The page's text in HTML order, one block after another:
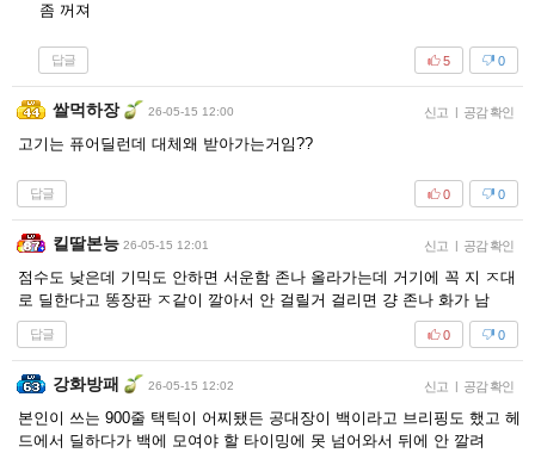
좀 꺼져
답글 0
5
쌀먹하장 26-05-15 12:00 신고 | 공감 확인
고기는 퓨어딜런데 대체왜 받아가는거임??
답글 0
0
킬딸본능 26-05-15 12:01 신고 | 공감 확인
점수도 낮은데 기믹도 안하면 서운함 존나 올라가는데 거기에 꼭 지 ㅈ대
로 딜한다고 똥장판 ㅈ같이 깔아서 안 걸릴거 걸리면 걍 존나 화가 남
답글 0
0
강화방패 26-05-15 12:02 신고 | 공감 확인
본인이 쓰는 900줄 택틱이 어찌됐든 공대장이 백이라고 브리핑도 했고 헤
드에서 딜하다가 백에 모여야 할 타이밍에 못 넘어와서 뒤에 안 깔려